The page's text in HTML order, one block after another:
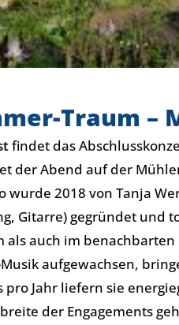
Traum –
findet das
der Abend auf der
wurde 2018 von Tanja
Gitarre) gegründet und
als auch im
aufgewachsen,
pro Jahr liefern sie
der Engagements